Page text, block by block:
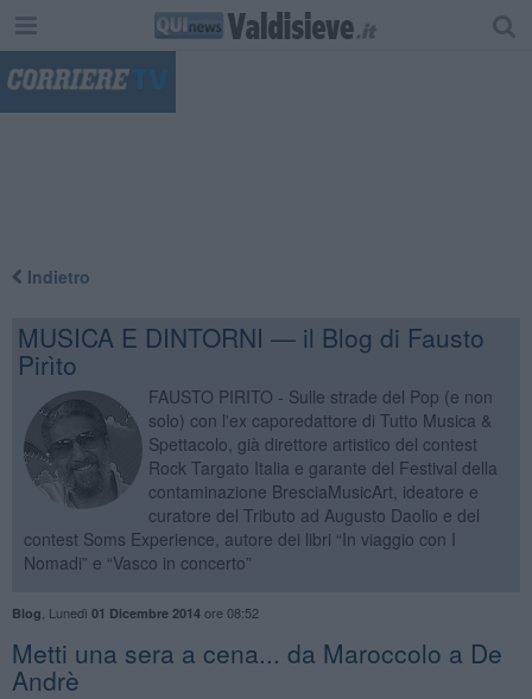
Indietro
MUSICA E DINTORNI — il Blog di Fausto
Pirìto
FAUSTO PIRITO - Sulle strade del Pop (e non
solo) con l'ex caporedattore di Tutto Musica &
Spettacolo, già direttore artistico del contest
Rock Targato Italia e garante del Festival della
contaminazione BresciaMusicArt, ideatore e
curatore del Tributo ad Augusto Daolio e del
contest Soms Experience, autore dei libri “In viaggio con I
Nomadi” e “Vasco in concerto”
Blog Lunedì 01 Dicembre 2014ore 08:52
Metti una sera a cena... da Maroccolo a De
Andrè